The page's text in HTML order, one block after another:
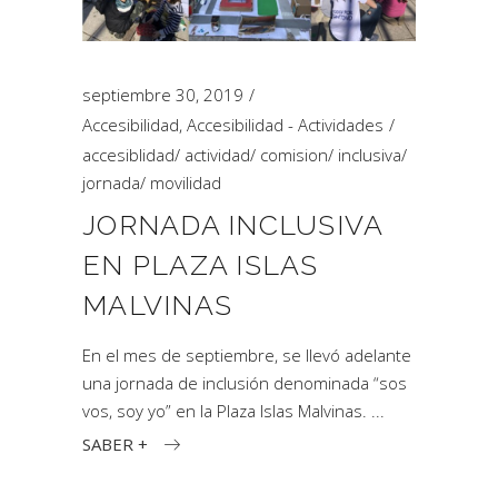
septiembre 30, 2019
Accesibilidad, Accesibilidad - Actividades
accesiblidad/ actividad/ comision/ inclusiva/
jornada/ movilidad
JORNADA INCLUSIVA
EN PLAZA ISLAS
MALVINAS
En el mes de septiembre, se llevó adelante
una jornada de inclusión denominada “sos
vos, soy yo” en la Plaza Islas Malvinas.
SABER +